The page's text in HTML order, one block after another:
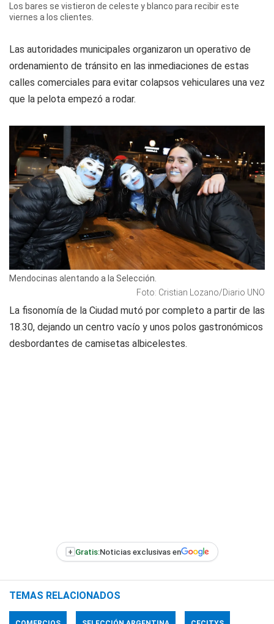
Los bares se vistieron de celeste y blanco para recibir este
viernes a los clientes.
Las autoridades municipales organizaron un operativo de
ordenamiento de tránsito en las inmediaciones de estas
calles comerciales para evitar colapsos vehiculares una vez
que la pelota empezó a rodar.
Mendocinas alentando a la Selección.
Foto: Cristian Lozano/Diario UNO
La fisonomía de la Ciudad mutó por completo a partir de las
18.30, dejando un centro vacío y unos polos gastronómicos
desbordantes de camisetas albicelestes.
+ Gratis:Noticias exclusivas en
TEMAS RELACIONADOS